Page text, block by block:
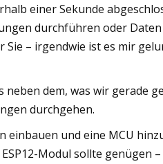
einer Sekunde
durchführen oder
– irgendwie ist es mir
dem, was wir gerade
durchgehen.
einbauen und eine MCU
Modul sollte genügen